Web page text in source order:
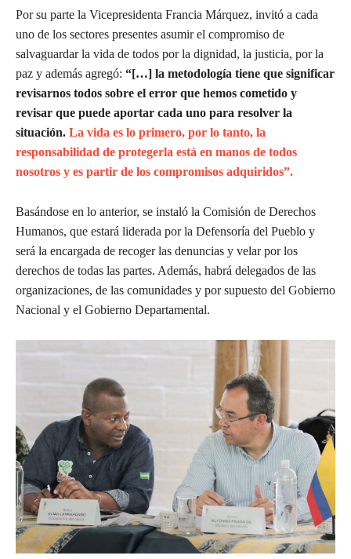
Por su parte la Vicepresidenta Francia Márquez, invitó a cada
uno de los sectores presentes asumir el compromiso de
salvaguardar la vida de todos por la dignidad, la justicia, por la
paz y además agregó: “[…] la metodología tiene que significar
revisarnos todos sobre el error que hemos cometido y
revisar que puede aportar cada uno para resolver la
situación. La vida es lo primero, por lo tanto, la
responsabilidad de protegerla está en manos de todos
nosotros y es partir de los compromisos adquiridos”.
Basándose en lo anterior, se instaló la Comisión de Derechos
Humanos, que estará liderada por la Defensoría del Pueblo y
será la encargada de recoger las denuncias y velar por los
derechos de todas las partes. Además, habrá delegados de las
organizaciones, de las comunidades y por supuesto del Gobierno
Nacional y el Gobierno Departamental.